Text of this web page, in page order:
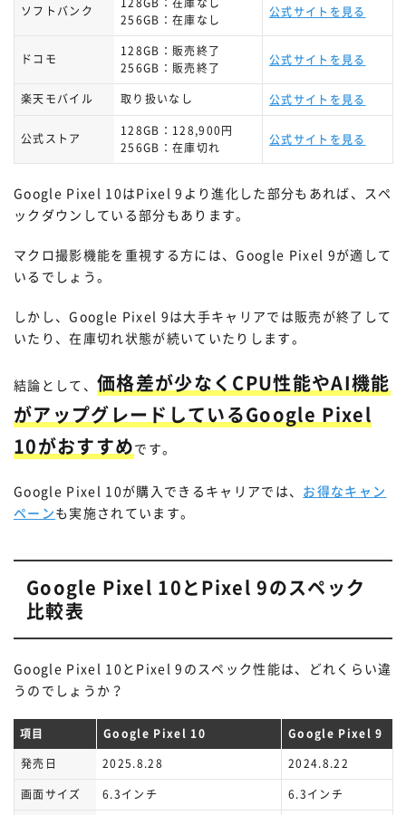
ソフトバンク
256GB：在庫なし
公式サイトを見る
ドコモ
128GB：販売終了
256GB：販売終了
公式サイトを見る
楽天モバイル 取り扱いなし 公式サイトを見る
公式ストア
128GB：128,900円
256GB：在庫切れ
公式サイトを見る
Google Pixel 10はPixel 9より進化した部分もあれば、スペ
ックダウンしている部分もあります。
マクロ撮影機能を重視する方には、Google Pixel 9が適して
いるでしょう。
しかし、Google Pixel 9は大手キャリアでは販売が終了して
いたり、在庫切れ状態が続いていたりします。
結論として、 価格差が少なくCPU性能やAI機能
がアップグレードしているGoogle Pixel
10がおすすめです。
Google Pixel 10が購入できるキャリアでは、 お得なキャン
ペーンも実施されています。
Google Pixel 10とPixel 9のスペック
比較表
Google Pixel 10とPixel 9のスペック性能は、どれくらい違
うのでしょうか？
項目 Google Pixel 10
Google Pixel 9
発売日
2025.8.28
2024.8.22
画面サイズ
6.3インチ 6.3インチ